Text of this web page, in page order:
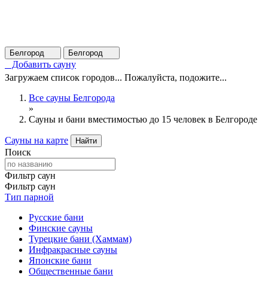
Белгород Белгород
Добавить сауну
Загружаем список городов... Пожалуйста, подожите...
Все сауны Белгорода
»
Сауны и бани вместимостью до 15 человек в Белгороде
Сауны на карте Найти
Поиск
Фильтр саун
Фильтр саун
Тип парной
Русские бани
Финские сауны
Турецкие бани (Хаммам)
Инфракрасные сауны
Японские бани
Общественные бани